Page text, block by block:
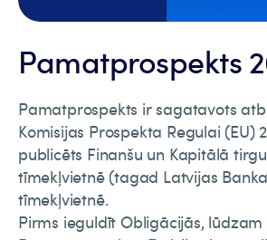
Pamatprospekts
Pamatprospekts ir sagatavots
Komisijas Prospekta Regulai (EU)
publicēts Finanšu un Kapitālā
tīmekļvietnē (tagad Latvijas
tīmekļvietnē.
Pirms ieguldīt Obligācijās,